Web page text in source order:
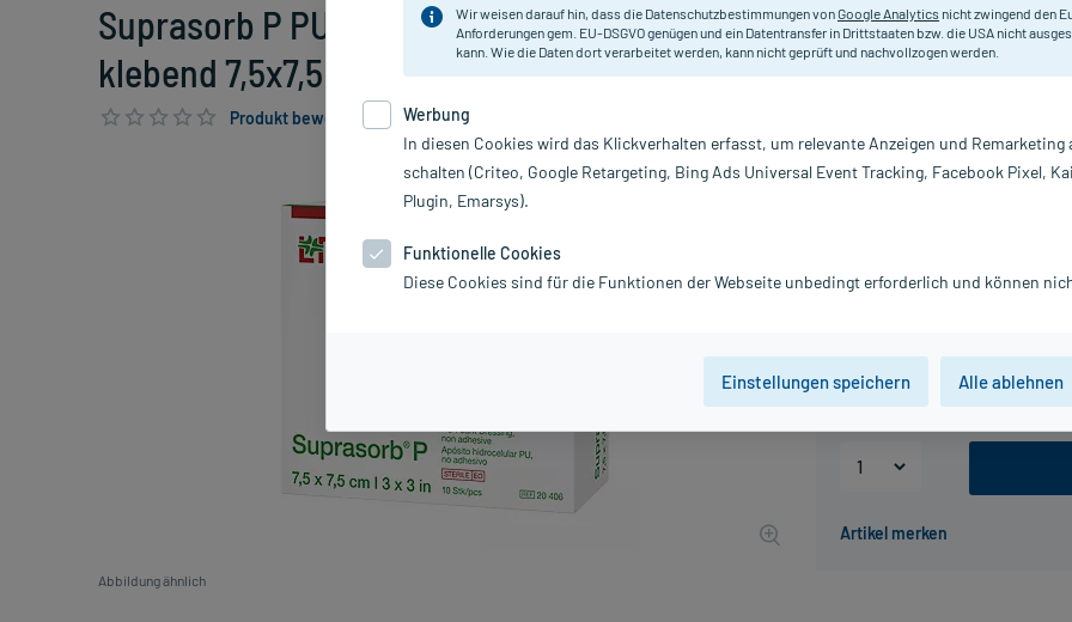
Suprasorb P PU-Schaumverband nicht
klebend 7,5x7,5 cm, 10 St
Produkt bewerten & PlusHerzen sichern
Abbildung ähnlich
inkl. MwSt. Gratis-Versand innerhalb D.
5 St 10 St
Flexibler Verband mit einer
cm.
PZN:
Hersteller:
Wir weisen darauf hin, dass die Datenschutzbestimmungen vonGoogle Analytics nicht zwingend den
Anforderungen gem. EU-DSGVO genügen und ein Datentransfer in Drittstaaten bzw. die USA nicht
kann. Wie die Daten dort verarbeitet werden, kann nicht geprüft und nachvollzogen werden.
Werbung
In diesen Cookies wird das Klickverhalten erfasst, um relevante Anzeigen und Remarketing
schalten (Criteo, Google Retargeting, Bing Ads Universal Event Tracking, Facebook Pixel,
Plugin, Emarsys).
Funktionelle Cookies
Diese Cookies sind für die Funktionen der Webseite unbedingt erforderlich und können
Einstellungen speichern Alle ablehnen